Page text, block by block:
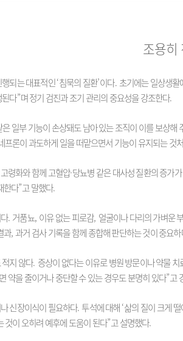
조용히
되는 대표적인‘침묵의 질환’이다. 초기에는 일상생활
다”며 정기 검진과 조기 관리의 중요성을 강조한다.
은 일부 기능이 손상돼도 남아 있는 조직이 이를 보상해
프론이 과도하게 일을 떠맡으면서 기능이 유지되는 것
령화와 함께 고혈압·당뇨병 같은 대사성 질환의 증가
한다”고 말했다.
. 거품뇨, 이유 없는 피로감, 얼굴이나 다리의 가벼운
과,과거 검사 기록을 함께 종합해 판단하는 것이 중요
지 않다. 증상이 없다는 이유로 병원 방문이나 약물
약을 줄이거나 중단할 수 있는 경우도 분명히 있다”고
신장이식이 필요하다. 투석에 대해‘삶의 질이 크게
것이 오히려 예후에 도움이 된다”고 설명했다.